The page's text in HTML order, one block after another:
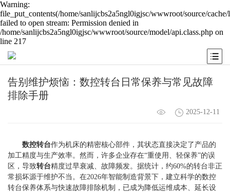
Warning:
file_put_contents(/home/sanlijcbs2a5ngl0igjsc/wwwroot/source/cache/
failed to open stream: Permission denied in
/home/sanlijcbs2a5ngl0igjsc/wwwroot/source/model/api.class.php on
line 217
告别维护烦恼：数控转台日常保养与常见故障
排除手册
2025-12-11
数控转台作为机床的精密核心部件，其状态直接决定了产品的
加工精度与生产效率。然而，许多企业存在“重使用、轻保养”的误
区，导致转台精度过早衰减、故障频发。据统计，约60%的转台非正
常损坏源于维护不当。在2026年智能制造背景下，建立科学的数控
转台保养体系与快速故障排除机制，已成为降低运维成本、延长设